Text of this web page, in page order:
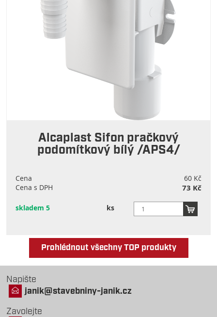
Alcaplast Sifon pračkový
podomítkový bílý /APS4/
Cena
60 Kč
Cena s DPH
73 Kč
skladem 5 ks
Prohlédnout všechny TOP produkty
Napište
janik@stavebniny-janik.cz
Zavolejte